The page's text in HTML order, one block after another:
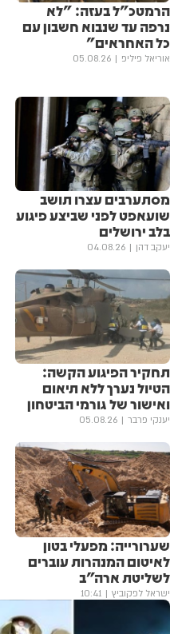
הרמטכ"ל בעזה: "לא
נרפה עד שנבוא חשבון עם
כל האחראים"
אוריאל פיליפ 05.08.26
מסתערבים עצרו תושב
שועאפט לפני שביצע פיגוע
בלב ירושלים
יעקב דהן 04.08.26
תחקיר הפיגוע הקשה:
הטיול נערך ללא תיאום
ואישור של גורמי הביטחון
יענקי פרבר 05.08.26
שערורייה: מפעלי בטון
לאיטום המנהרות עוברים
לשליטת ארה״ב
ישראל לפקוביץ 10:41